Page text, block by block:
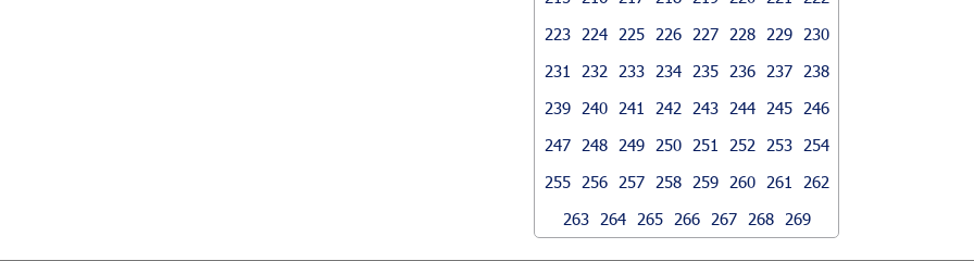
223
224 225 226 227 228 229
230
231
232 233 234 235 236 237
238
239
240 241 242 243 244 245
246
247
248 249 250 251 252 253
254
255
256 257 258 259 260 261
262
263
264 265 266 267 268 269